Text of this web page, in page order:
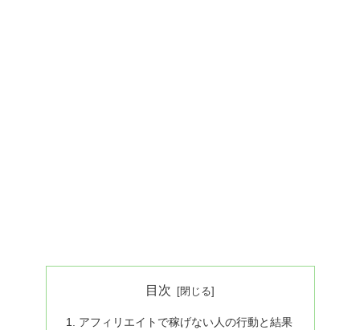
目次
アフィリエイトで稼げない人の行動と結果